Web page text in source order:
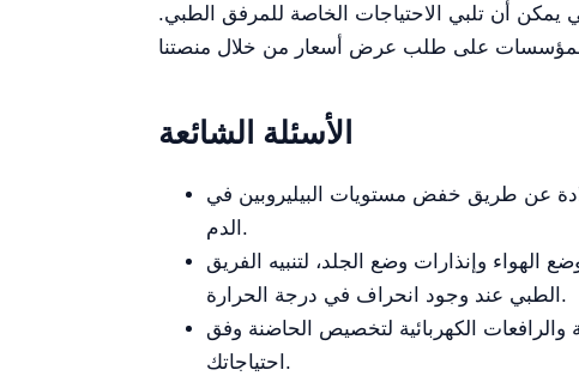
والتي يمكن أن تلبي الاحتياجات الخاصة للمرفق الطبي.
الأسئلة الشائعة
عن طريق خفض مستويات البيليروبين في
الدم.
الهواء وإنذارات وضع الجلد، لتنبيه الفريق
الطبي عند وجود انحراف في درجة الحرارة.
والرافعات الكهربائية لتخصيص الحاضنة وفق
احتياجاتك.